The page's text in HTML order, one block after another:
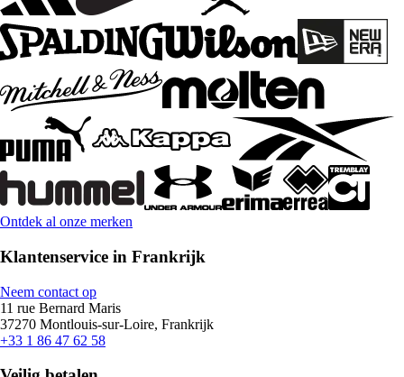
Ontdek al onze merken
Klantenservice in Frankrijk
Neem contact op
11 rue Bernard Maris
37270 Montlouis-sur-Loire, Frankrijk
+33 1 86 47 62 58